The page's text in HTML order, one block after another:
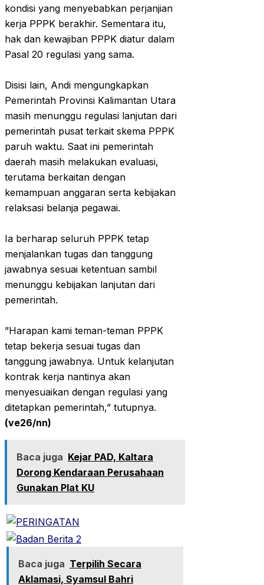
kondisi yang menyebabkan perjanjian
kerja PPPK berakhir. Sementara itu,
hak dan kewajiban PPPK diatur dalam
Pasal 20 regulasi yang sama.
‎Disisi lain, Andi mengungkapkan
Pemerintah Provinsi Kalimantan Utara
masih menunggu regulasi lanjutan dari
pemerintah pusat terkait skema PPPK
paruh waktu. Saat ini pemerintah
daerah masih melakukan evaluasi,
terutama berkaitan dengan
kemampuan anggaran serta kebijakan
relaksasi belanja pegawai.
‎Ia berharap seluruh PPPK tetap
menjalankan tugas dan tanggung
jawabnya sesuai ketentuan sambil
menunggu kebijakan lanjutan dari
pemerintah.
‎”Harapan kami teman-teman PPPK
tetap bekerja sesuai tugas dan
tanggung jawabnya. Untuk kelanjutan
kontrak kerja nantinya akan
menyesuaikan dengan regulasi yang
ditetapkan pemerintah,” tutupnya.
(ve26/nn)
Baca juga Kejar PAD, Kaltara
Dorong Kendaraan Perusahaan
Gunakan Plat KU
Baca juga Terpilih Secara
Aklamasi, Syamsul Bahri